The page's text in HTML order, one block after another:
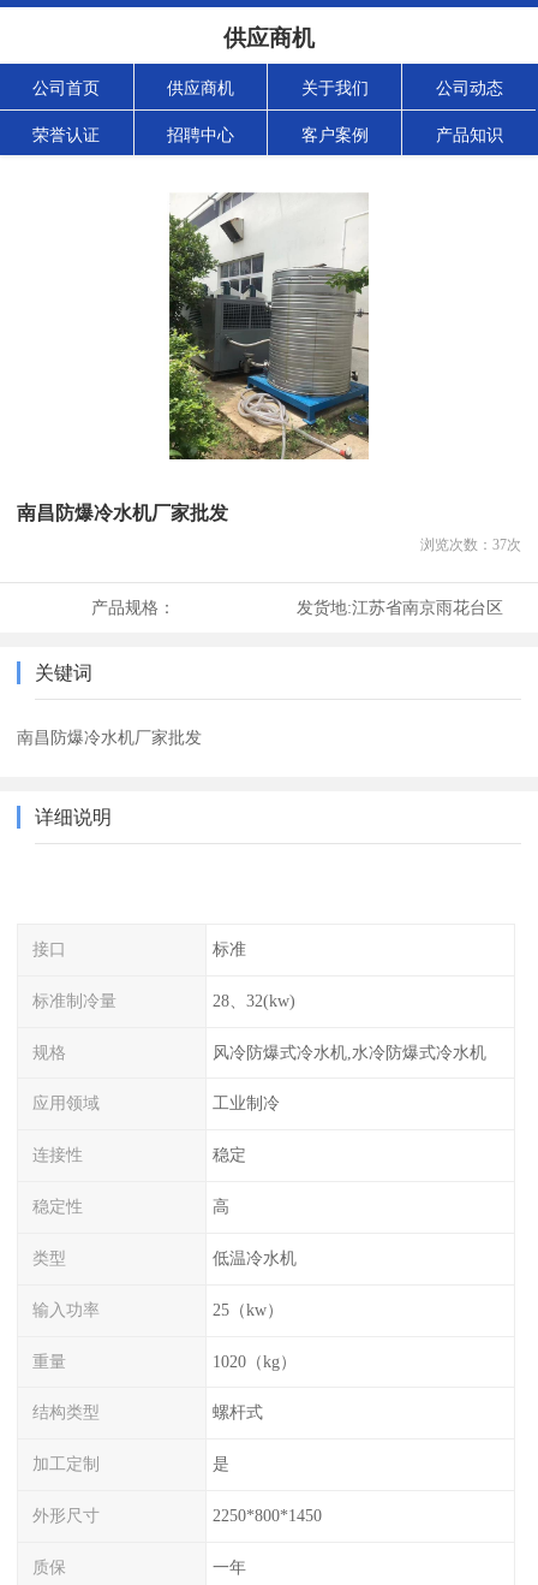
供应商机
公司首页 供应商机 关于我们 公司动态
荣誉认证 招聘中心 客户案例 产品知识
南昌防爆冷水机厂家批发
浏览次数： 37次
产品规格： 发货地:江苏省南京雨花台区
关键词
南昌防爆冷水机厂家批发
详细说明
接口 标准
标准制冷量 28、32(kw)
规格 风冷防爆式冷水机,水冷防爆式冷水机
应用领域 工业制冷
连接性 稳定
稳定性 高
类型 低温冷水机
输入功率 25（kw）
重量 1020（kg）
结构类型 螺杆式
加工定制 是
外形尺寸 2250*800*1450
质保 一年